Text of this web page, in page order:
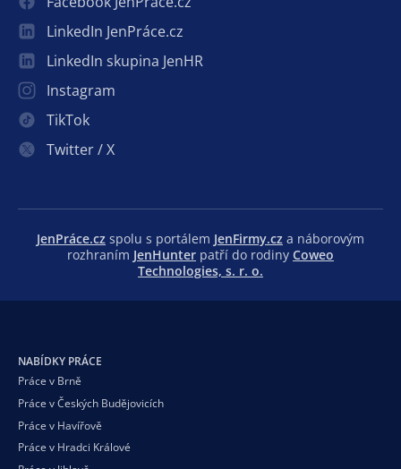
LinkedIn JenPráce.cz
LinkedIn skupina JenHR
Instagram
TikTok
Twitter / X
JenPráce.cz spolu s portálem JenFirmy.cz a náborovým
rozhraním JenHunter patří do rodiny Coweo
Technologies, s. r. o.
NABÍDKY PRÁCE
Práce v Brně
Práce v Českých Budějovicích
Práce v Havířově
Práce v Hradci Králové